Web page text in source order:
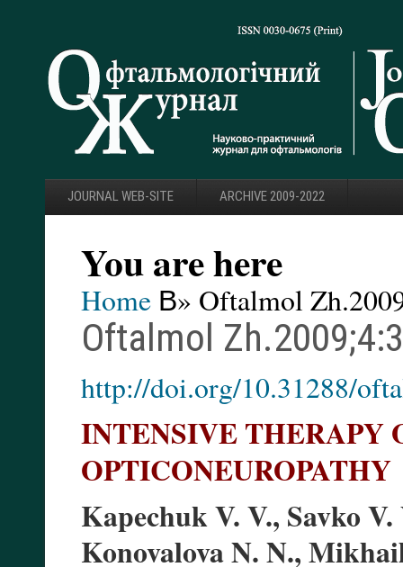
JOURNAL WEB-SITE ARCHIVE 2009-2022
You are here
Home В» Oftalmol
Oftalmol
http://doi.org/10.31288/
INTENSIVE THERAPY
OPTICONEUROPATHY
Kapechuk V. V., Savko
Konovalova N. N.,